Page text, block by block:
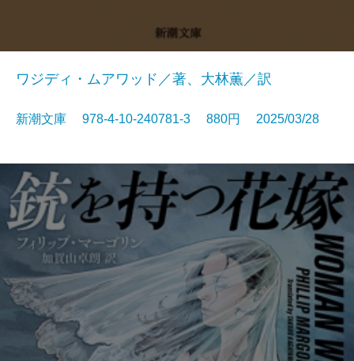
ワジディ・ムアワッド／著、大林薫／訳
新潮文庫 978-4-10-240781-3 880円 2025/03/28